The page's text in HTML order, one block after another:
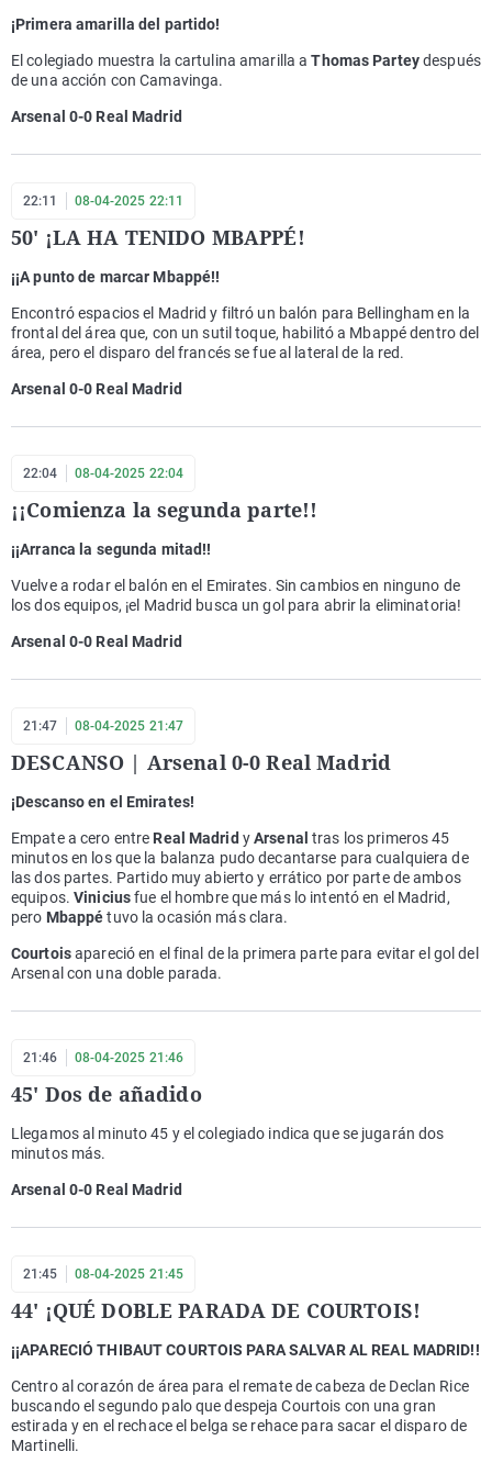
¡Primera amarilla del partido!
El colegiado muestra la cartulina amarilla aThomas Parteydespués
de una acción con Camavinga.
Arsenal 0-0 Real Madrid
22:11 08-04-2025 22:11
50' ¡LA HA TENIDO MBAPPÉ!
¡¡A punto de marcar Mbappé!!
Encontró espacios el Madrid y filtró un balón para Bellingham en la
frontal del área que, con un sutil toque, habilitó a Mbappé dentro del
área, pero el disparo del francés se fue al lateral de la red.
Arsenal 0-0 Real Madrid
22:04 08-04-2025 22:04
¡¡Comienza la segunda parte!!
¡¡Arranca la segunda mitad!!
Vuelve a rodar el balón en el Emirates. Sin cambios en ninguno de
los dos equipos, ¡el Madrid busca un gol para abrir la eliminatoria!
Arsenal 0-0 Real Madrid
21:47 08-04-2025 21:47
DESCANSO | Arsenal 0-0 Real Madrid
¡Descanso en el Emirates!
Empate a cero entre Real Madrid yArsenaltras los primeros 45
minutos en los que la balanza pudo decantarse para cualquiera de
las dos partes. Partido muy abierto y errático por parte de ambos
equipos.Viniciusfue el hombre que más lo intentó en el Madrid,
pero Mbappétuvo la ocasión más clara.
Courtoisapareció en el final de la primera parte para evitar el gol del
Arsenal con una doble parada.
21:46 08-04-2025 21:46
45' Dos de añadido
Llegamos al minuto 45 y el colegiado indica que se jugarán dos
minutos más.
Arsenal 0-0 Real Madrid
21:45 08-04-2025 21:45
44' ¡QUÉ DOBLE PARADA DE COURTOIS!
¡¡APARECIÓ THIBAUT COURTOIS PARA SALVAR AL REAL MADRID!!
Centro al corazón de área para el remate de cabeza de Declan Rice
buscando el segundo palo que despeja Courtois con una gran
estirada y en el rechace el belga se rehace para sacar el disparo de
Martinelli.